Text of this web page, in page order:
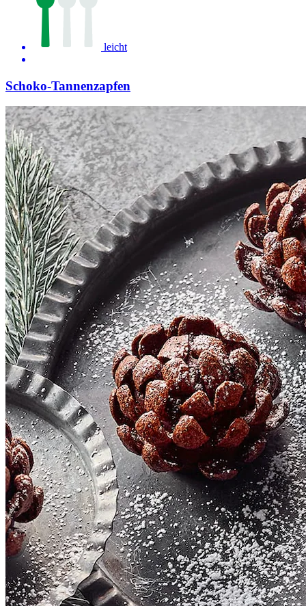
leicht
Schoko-Tannenzapfen